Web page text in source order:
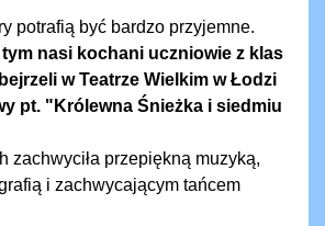
potrafią być bardzo przyjemne.
nasi kochani uczniowie z klas
w Teatrze Wielkim w Łodzi
pt. "Królewna Śnieżka i siedmiu
zachwyciła przepiękną muzyką,
i zachwycającym tańcem